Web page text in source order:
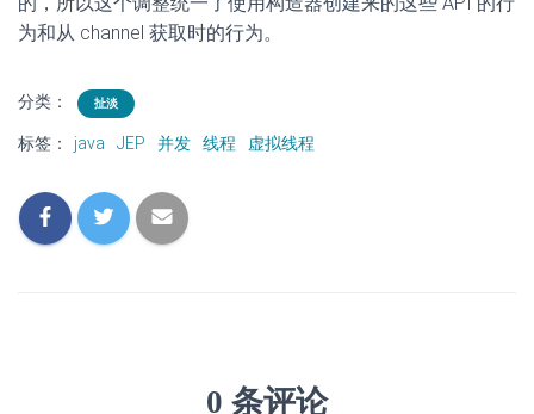
为和从 channel 获取时的行为。
分类： 扯淡
标签： java JEP 并发 线程 虚拟线程
0 条评论